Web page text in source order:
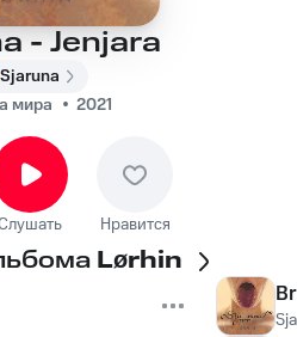
- Jenjara
Sjaruna
мира
2021
Нравится
Lørhin